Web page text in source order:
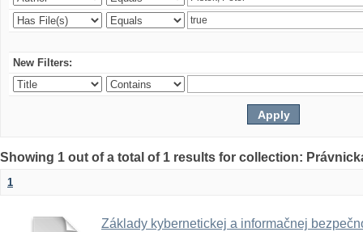
New Filters:
Showing 1 out of a total of 1 results for collection:
1
Základy kybernetickej a informačnej